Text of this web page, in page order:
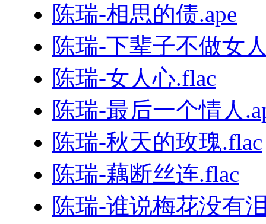
陈瑞-相思的债.ape
陈瑞-下辈子不做女
陈瑞-女人心.flac
陈瑞-最后一个情人
陈瑞-秋天的玫瑰.flac
陈瑞-藕断丝连.flac
陈瑞-谁说梅花没有